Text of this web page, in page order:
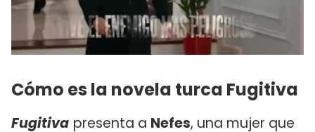
Cómo es la novela turca Fugitiva
Fugitiva presenta a Nefes, una mujer que